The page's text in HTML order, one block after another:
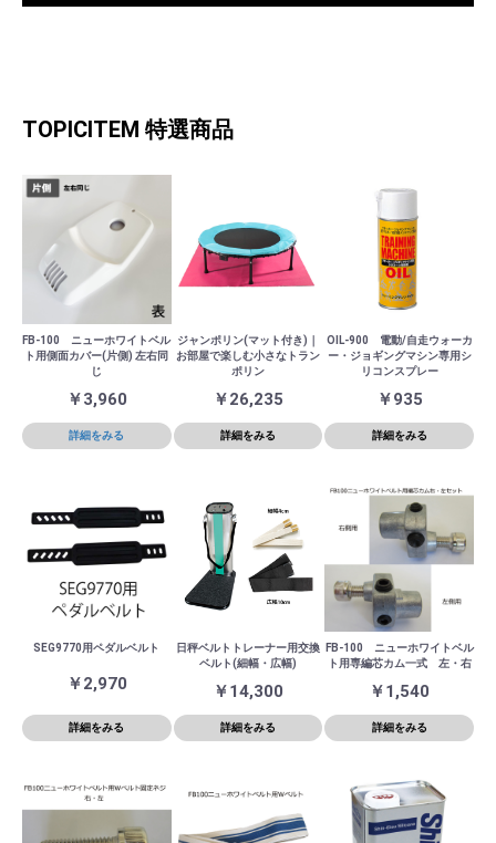
TOPICITEM 特選商品
FB-100 ニューホワイトベル
ト用側面カバー(片側) 左右同
じ
￥3,960
詳細をみる
ジャンポリン(マット付き)｜
お部屋で楽しむ小さなトラン
ポリン
￥26,235
詳細をみる
OIL-900 電動/自走ウォーカ
ー・ジョギングマシン専用シ
リコンスプレー
￥935
詳細をみる
SEG9770用ペダルベルト
￥2,970
詳細をみる
日秤ベルトトレーナー用交換
ベルト(細幅・広幅)
￥14,300
詳細をみる
FB-100 ニューホワイトベル
ト用専編芯カム一式 左・右
￥1,540
詳細をみる